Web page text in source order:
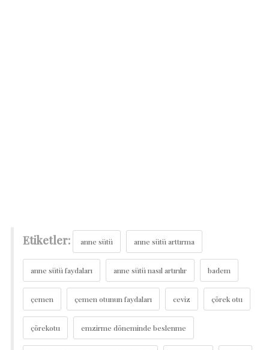
Etiketler: anne sütü anne sütü arttırma
anne sütü faydaları anne sütü nasıl artırılır badem
çemen çemen otunun faydaları ceviz çörek otu
çörekotu emzirme döneminde beslenme